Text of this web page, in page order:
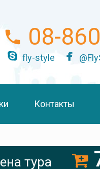
08-
fly-style
Контакты
тура